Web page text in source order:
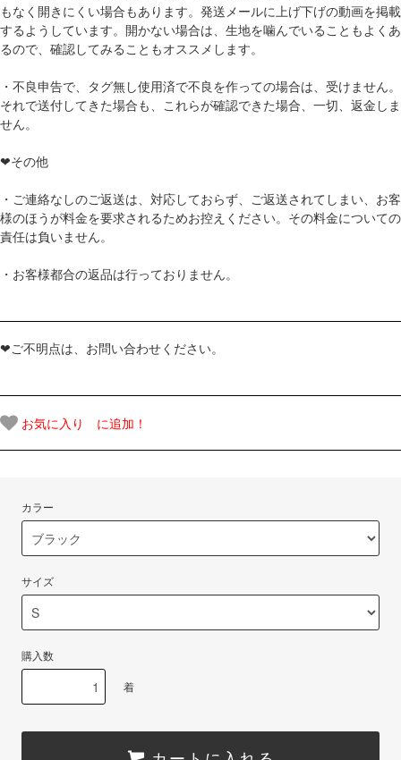
もなく開きにくい場合もあります。発送メールに上げ下げの動画を掲載
するようしています。開かない場合は、生地を噛んでいることもよくあ
るので、確認してみることもオススメします。
・不良申告で、タグ無し使用済で不良を作っての場合は、受けません。
それで送付してきた場合も、これらが確認できた場合、一切、返金しま
せん。
❤その他
・ご連絡なしのご返送は、対応しておらず、ご返送されてしまい、お客
様のほうが料金を要求されるためお控えください。その料金についての
責任は負いません。
・お客様都合の返品は行っておりません。
❤ご不明点は、お問い合わせください。
お気に入り に追加！
カラー
サイズ
購入数
着